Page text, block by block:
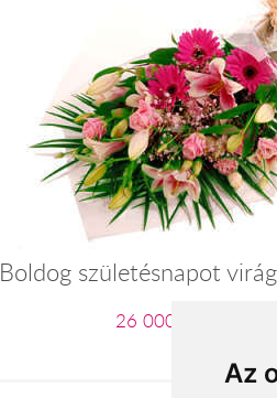
Az
Boldog születésnapot
26 000 Ft-tól